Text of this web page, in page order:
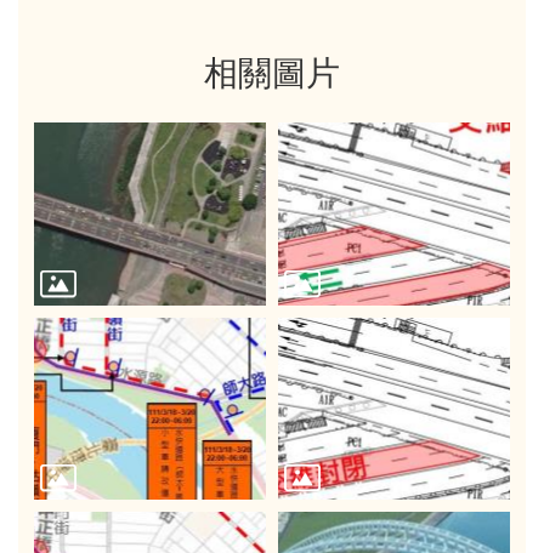
相關圖片